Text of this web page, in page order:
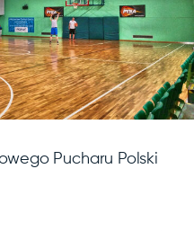
Pucharu Polski